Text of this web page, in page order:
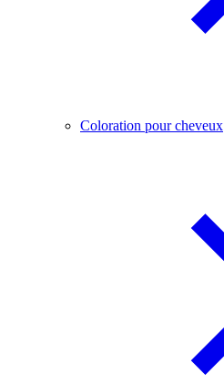
Coloration pour cheveux